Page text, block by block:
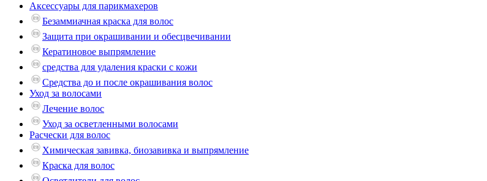
Аксессуары для парикмахеров
Безаммиачная краска для волос
Защита при окрашивании и обесцвечивании
Кератиновое выпрямление
средства для удаления краски с кожи
Средства до и после окрашивания волос
Уход за волосами
Лечение волос
Уход за осветленными волосами
Расчески для волос
Химическая завивка, биозавивка и выпрямление
Краска для волос